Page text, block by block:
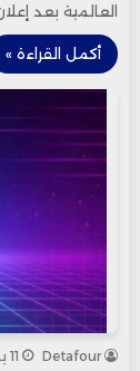
العالمية بعد
أكمل القراءة »
Detafour 11 يونيو 2026